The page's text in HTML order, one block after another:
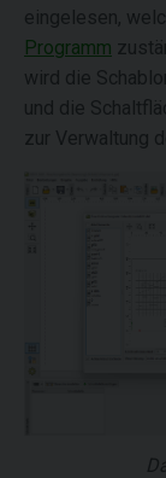
eingelesen,
Programm
wird die
und die
zur Verwaltung